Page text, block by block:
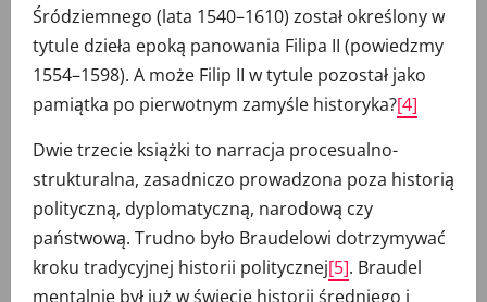
Śródziemnego (lata 1540–1610) został określony w
tytule dzieła epoką panowania Filipa II (powiedzmy
1554–1598). A może Filip II w tytule pozostał jako
pamiątka po pierwotnym zamyśle historyka?[4]
Dwie trzecie książki to narracja procesualno-
strukturalna, zasadniczo prowadzona poza historią
polityczną, dyplomatyczną, narodową czy
państwową. Trudno było Braudelowi dotrzymywać
kroku tradycyjnej historii politycznej[5]. Braudel
mentalnie był już w świecie historii średniego i